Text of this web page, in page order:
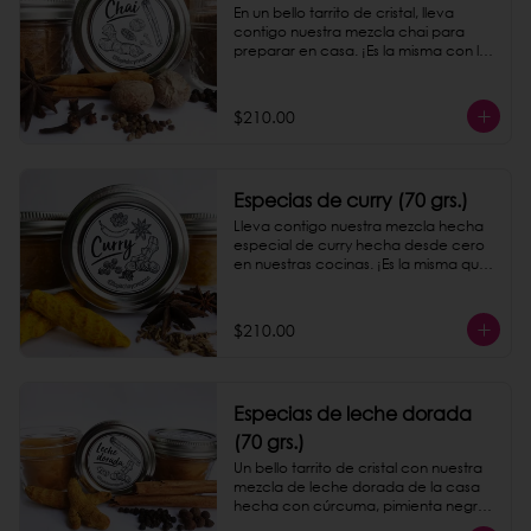
En un bello tarrito de cristal, lleva
contigo nuestra mezcla chai para
preparar en casa. ¡Es la misma con la
$210.00
Especias de curry (70 grs.)
Lleva contigo nuestra mezcla hecha
especial de curry hecha desde cero
en nuestras cocinas. ¡Es la misma que
$210.00
Especias de leche dorada
(70 grs.)
Un bello tarrito de cristal con nuestra
mezcla de leche dorada de la casa
hecha con cúrcuma, pimienta negra